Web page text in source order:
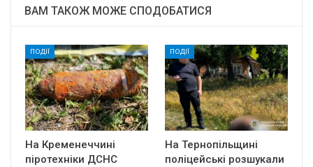
ВАМ ТАКОЖ МОЖЕ СПОДОБАТИСЯ
ПОДІЇ
На Кременеччині
піротехніки ДСНС
ПОДІЇ
На Тернопільщині
поліцейські розшукали